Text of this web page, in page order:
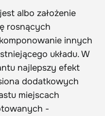
albo założenie
rosnących
innych
układu. W
najlepszy efekt
dodatkowych
miejscach
-